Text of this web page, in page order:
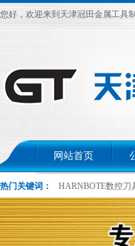
您好，欢迎来到天津冠田金属工具
网站首页
热门关键词： HARNBOTE数控刀